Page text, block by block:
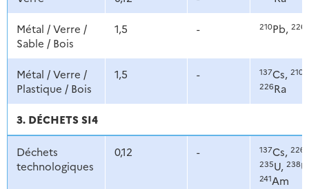
Métal / Verre /
Sable / Bois
1,5 - 210Pb, 226
Métal / Verre /
Plastique / Bois
1,5 - 137Cs, 210
226Ra
3. DÉCHETS SI4
Déchets
technologiques
0,12 - 137Cs, 226
235U, 238
241Am